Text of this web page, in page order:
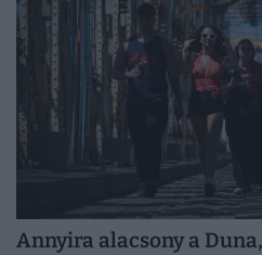
Annyira alacsony a